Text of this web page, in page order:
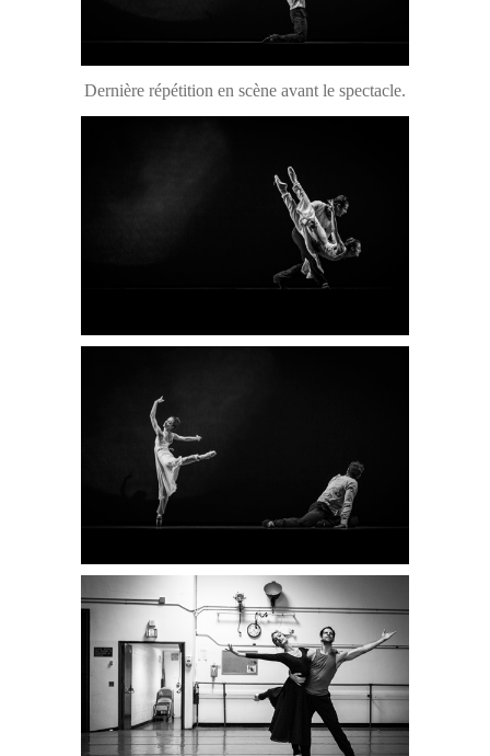
Dernière répétition en scène avant le spectacle.